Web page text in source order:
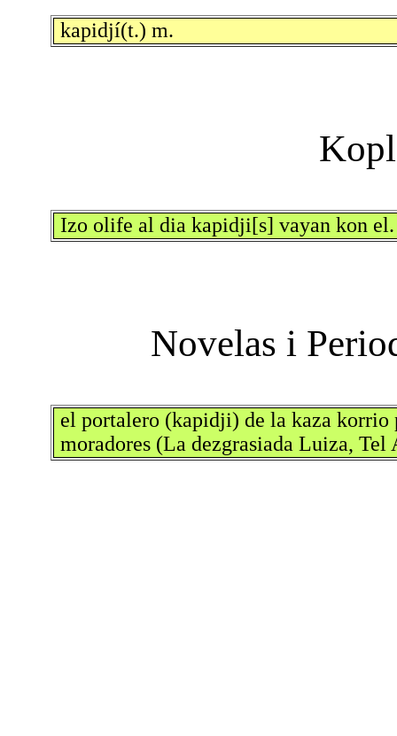
kapidjí(t.) m.
Izo olife al dia kapidji[s] vayan kon
el portalero (kapidji) de la kaza korrio
moradores (La dezgrasiada Luiza, Tel